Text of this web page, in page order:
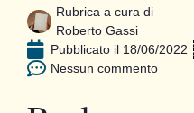
Rubrica a cura di
Roberto Gassi
Pubblicato il 18/06/2022
Nessun commento